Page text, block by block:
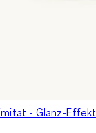
- Glanz-Effekt